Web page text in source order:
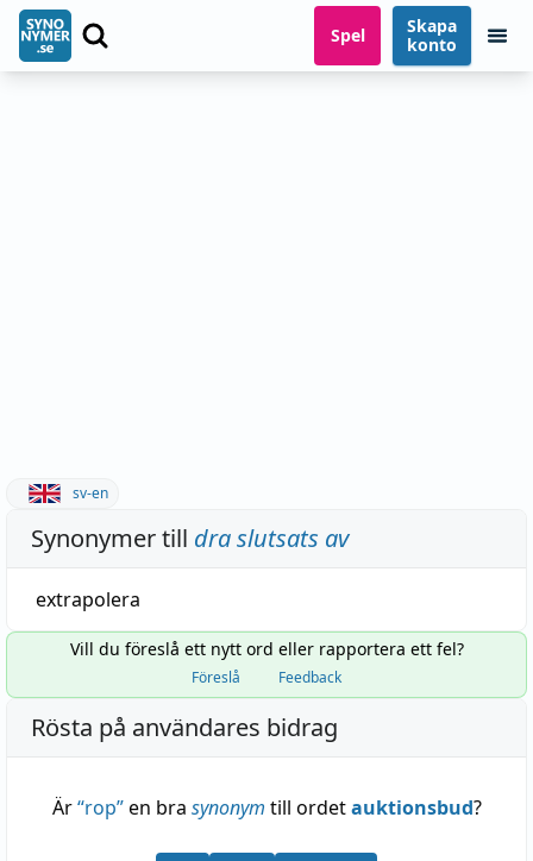
Spel
Skapa
konto
sv-en
Synonymer till dra slutsats av
extrapolera
Vill du föreslå ett nytt ord eller rapportera ett fel?
Föreslå Feedback
Rösta på användares bidrag
Är“rop”en bra synonym till ordetauktionsbud?